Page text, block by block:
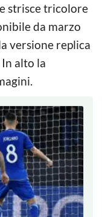
strisce tricolore
da marzo
versione replica
alto la